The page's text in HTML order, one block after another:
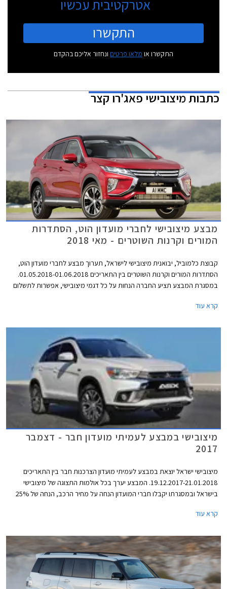
אטרקטיבית עכשיו
התקשרו
התקשרו או מלאו פרטים ונחזור אליכם בהקדם
כתבותמיצובישי פאג'רו קצר
מבצע מיצובישי לחברי מועדון הוט, הסתדרות
המורים וקרנות השוטרים - מאי 2018
קבוצת כלמוביל, יבואנית מיצובישי לישראל, תערוך מבצע לחברי מועדון הוט,
הסתדרות המורים וקרנות השוטרים בין התאריכים 01.05.2018-01.06.2018.
במסגרת המבצע תציע החברה הנחות על כל דגמי מיצובישי, אפשרות לתשלום
קרא עוד
מיצובישי במבצע לעמיתי מועדון חבר - דצמבר
2017
מיצובישי ישראל יוצאת במבצע לעמיתי מועדון הצרכנות חבר בין התאריכים
19.12.2017-21.01.2018. המבצע יערך בכל אולמות התצוגה של מיצובישי
בישראל ובמסגרתו יקבלו חברי המועדון הנחה על מחיר הרכב, הנחה של 25%
קרא עוד